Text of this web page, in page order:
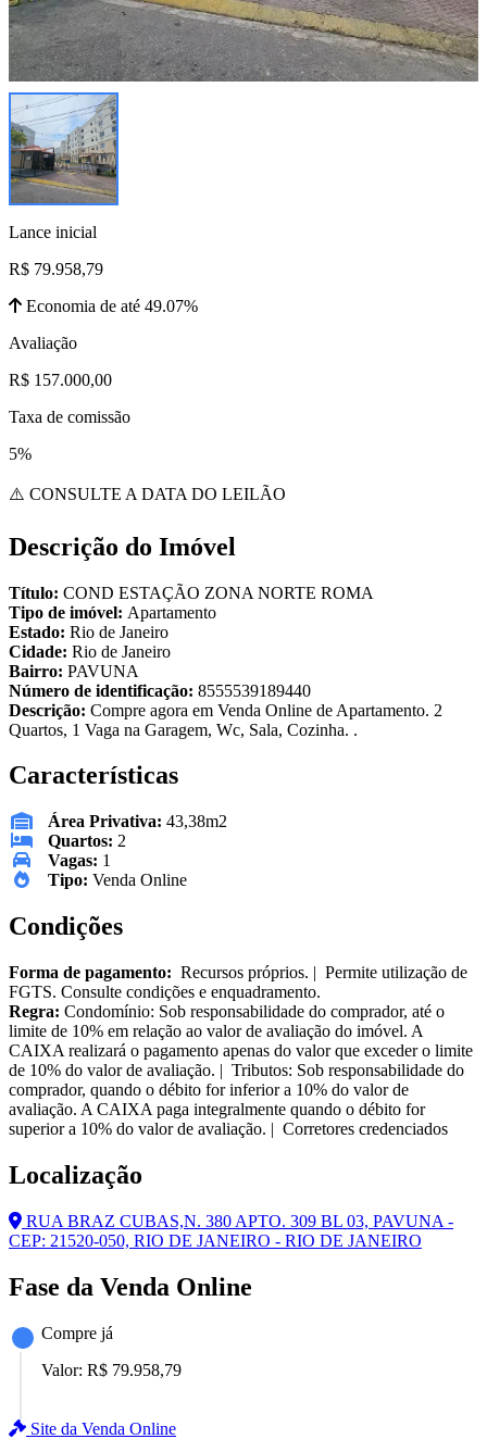
Lance inicial
R$ 79.958,79
Economia de até 49.07%
Avaliação
R$ 157.000,00
Taxa de comissão
5%
⚠️ CONSULTE A DATA DO LEILÃO
Descrição do Imóvel
Título: COND ESTAÇÃO ZONA NORTE ROMA
Tipo de imóvel: Apartamento
Estado: Rio de Janeiro
Cidade: Rio de Janeiro
Bairro: PAVUNA
Número de identificação: 8555539189440
Descrição: Compre agora em Venda Online de Apartamento. 2
Quartos, 1 Vaga na Garagem, Wc, Sala, Cozinha. .
Características
Área Privativa: 43,38m2
Quartos: 2
Vagas: 1
Tipo: Venda Online
Condições
Forma de pagamento: Recursos próprios. | Permite utilização de
FGTS. Consulte condições e enquadramento.
Regra: Condomínio: Sob responsabilidade do comprador, até o
limite de 10% em relação ao valor de avaliação do imóvel. A
CAIXA realizará o pagamento apenas do valor que exceder o limite
de 10% do valor de avaliação. | Tributos: Sob responsabilidade do
comprador, quando o débito for inferior a 10% do valor de
avaliação. A CAIXA paga integralmente quando o débito for
superior a 10% do valor de avaliação. | Corretores credenciados
Localização
RUA BRAZ CUBAS,N. 380 APTO. 309 BL 03, PAVUNA -
CEP: 21520-050, RIO DE JANEIRO - RIO DE JANEIRO
Fase da Venda Online
Compre já
Valor: R$ 79.958,79
Site da Venda Online